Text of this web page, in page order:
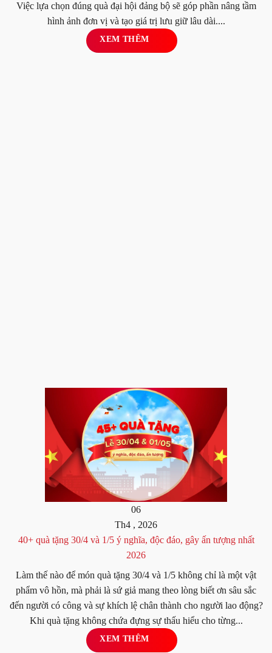
Việc lựa chọn đúng quà đại hội đảng bộ sẽ góp phần nâng tầm
hình ảnh đơn vị và tạo giá trị lưu giữ lâu dài....
XEM THÊM
06
Th4 , 2026
40+ quà tặng 30/4 và 1/5 ý nghĩa, độc đáo, gây ấn tượng nhất
2026
Làm thế nào để món quà tặng 30/4 và 1/5 không chỉ là một vật
phẩm vô hồn, mà phải là sứ giả mang theo lòng biết ơn sâu sắc
đến người có công và sự khích lệ chân thành cho người lao động?
Khi quà tặng không chứa đựng sự thấu hiểu cho từng...
XEM THÊM